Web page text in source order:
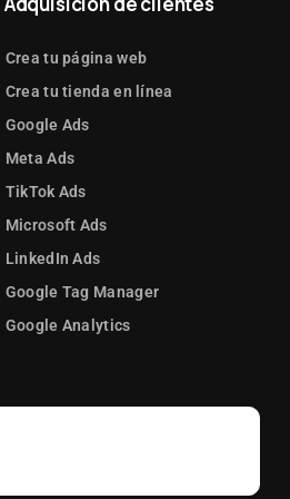
Crea tu página web
Crea tu tienda en línea
Google Ads
Meta Ads
TikTok Ads
Microsoft Ads
LinkedIn Ads
Google Tag Manager
Google Analytics